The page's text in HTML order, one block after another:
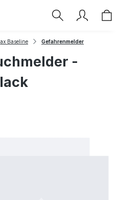
Baseline Gefahrenmelder
-